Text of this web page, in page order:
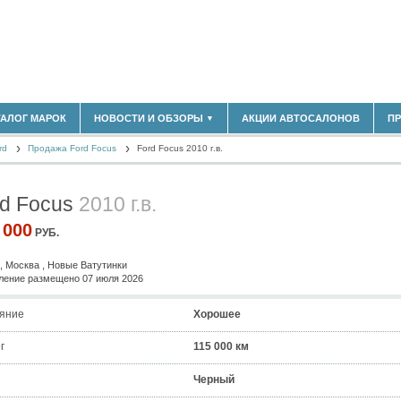
(14304)
МАРОК НОВОСТИ И ОБЗОРЫ ▼
НОВОСТИ РЫНКА
МАТЕРИАЛЫ ПАРТНЕРОВ
АКЦИИ АВТОСАЛОНОВ
Продажа Ford Focus Ford Focus 2010 г.в.
Focus 2010 г.в.
РУБ.
Москва , Новые Ватутинки
размещено 07 июля 2026
Хорошее
115 000 км
Черный